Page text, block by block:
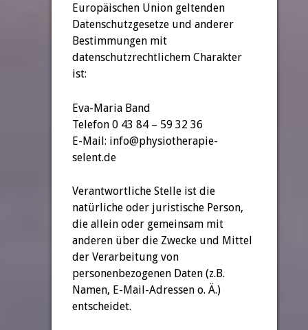
Europäischen Union geltenden
Datenschutzgesetze und anderer
Bestimmungen mit
datenschutzrechtlichem Charakter
ist:
Eva-Maria Band
Telefon 0 43 84 – 59 32 36
E-Mail: info@physiotherapie-
selent.de
Verantwortliche Stelle ist die
natürliche oder juristische Person,
die allein oder gemeinsam mit
anderen über die Zwecke und Mittel
der Verarbeitung von
personenbezogenen Daten (z.B.
Namen, E-Mail-Adressen o. Ä.)
entscheidet.